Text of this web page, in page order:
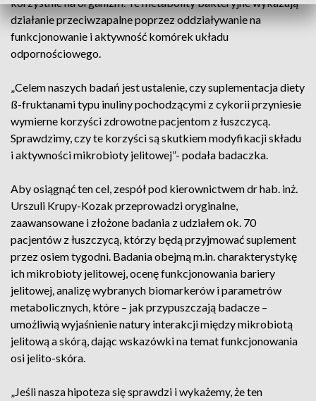
działanie przeciwzapalne poprzez oddziaływanie na
funkcjonowanie i aktywność komórek układu
odpornościowego.
„Celem naszych badań jest ustalenie, czy suplementacja diety
ß-fruktanami typu inuliny pochodzącymi z cykorii przyniesie
wymierne korzyści zdrowotne pacjentom z łuszczycą.
Sprawdzimy, czy te korzyści są skutkiem modyfikacji składu
i aktywności mikrobioty jelitowej”- podała badaczka.
Aby osiągnąć ten cel, zespół pod kierownictwem dr hab. inż.
Urszuli Krupy-Kozak przeprowadzi oryginalne,
zaawansowane i złożone badania z udziałem ok. 70
pacjentów z łuszczycą, którzy będą przyjmować suplement
przez osiem tygodni. Badania obejmą m.in. charakterystykę
ich mikrobioty jelitowej, ocenę funkcjonowania bariery
jelitowej, analizę wybranych biomarkerów i parametrów
metabolicznych, które – jak przypuszczają badacze –
umożliwią wyjaśnienie natury interakcji między mikrobiotą
jelitową a skórą, dając wskazówki na temat funkcjonowania
osi jelito-skóra.
„Jeśli nasza hipoteza się sprawdzi i wykażemy, że ten